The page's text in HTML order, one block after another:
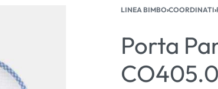
LINEA BIMBO›COORDINATI›
Porta